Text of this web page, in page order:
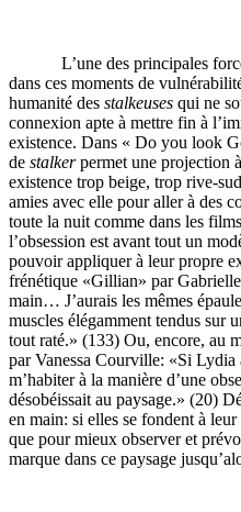
L’une des principales forces
dans ces moments de
humanité des stalkeuses qui ne
connexion apte à mettre fin à
existence. Dans « Do you look
de stalkerpermet une projection
existence trop beige, trop rive-
amies avec elle pour aller à des
toute la nuit comme dans les
l’obsession est avant tout un
pouvoir appliquer à leur propre
frénétique «Gillian» par
main… J’aurais les mêmes
muscles élégamment tendus sur
tout raté.» (133) Ou, encore, au
par Vanessa Courville: «Si Lydia
m’habiter à la manière d’une
désobéissait au paysage.» (20)
en main: si elles se fondent à leur
que pour mieux observer et
marque dans ce paysage